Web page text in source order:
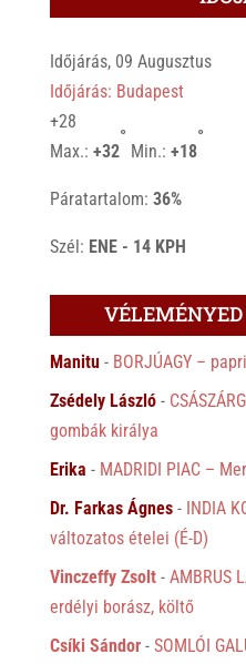
Időjárás, 09 Augusztus
Időjárás: Budapest
+28
Max.: +32
°
Min.: +18
°
Páratartalom: 36%
Szél: ENE - 14 KPH
Manitu- BORJÚAGY –
Zsédely László-
gombák királya
Erika - MADRIDI PIAC –
Dr. Farkas Ágnes- INDIA
változatos ételei (É-D)
Vinczeffy Zsolt- AMBRUS
erdélyi borász, költő
Csíki Sándor- SOMLÓI